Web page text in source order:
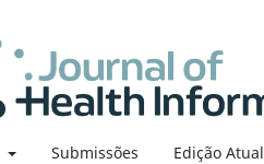
Submissões Edição Atual